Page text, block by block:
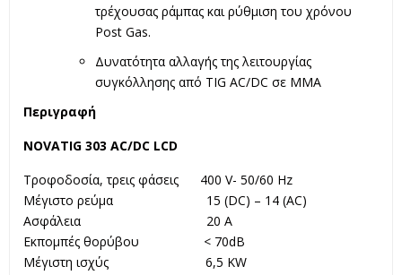
τρέχουσας ράμπας και ρύθμιση του χρόνου
Post Gas.
Δυνατότητα αλλαγής της λειτουργίας
συγκόλλησης από TIG AC/DC σε MMΑ
Περιγραφή
NOVATIG 303 AC/DC LCD
Τροφοδοσία, τρεις φάσεις 400 V- 50/60 Hz
Μέγιστο ρεύμα 15 (DC) – 14 (AC)
Ασφάλεια 20 A
Εκπομπές θορύβου < 70dB
Μέγιστη ισχύς 6,5 KW